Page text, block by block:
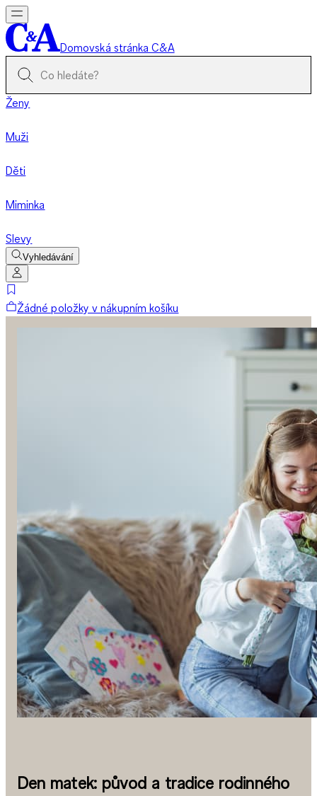
Domovská stránka C&A
Ženy
Muži
Děti
Miminka
Slevy
Vyhledávání
Žádné položky v nákupním košíku
Den matek: původ a tradice rodinného